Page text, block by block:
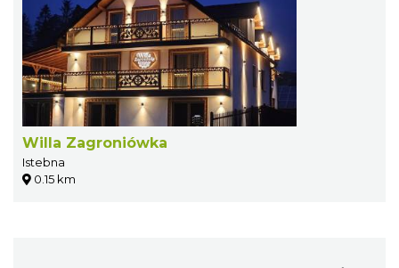
Willa Zagroniówka
Istebna
0.15 km